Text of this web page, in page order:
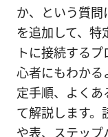
か、という質問
を追加して、特
トに接続する
心者にもわかる
定手順、よくあ
て解説します。
や表、ステップ